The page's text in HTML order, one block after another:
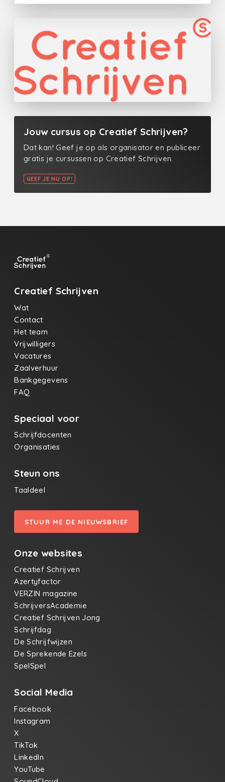
Jouw cursus op Creatief Schrijven?
Dat kan! Geef je op als organisator en publiceer
gratis je cursussen op Creatief Schrijven.
GEEF JE NU OP!
Creatief Schrijven
Wat
Contact
Het team
Vrijwilligers
Vacatures
Zaalverhuur
Bankgegevens
FAQ
Speciaal voor
Schrijfdocenten
Organisaties
Steun ons
Taaldeel
STUUR ME DE NIEUWSBRIEF
Onze websites
Creatief Schrijven
Azertyfactor
VERZIN magazine
SchrijversAcademie
Creatief Schrijven Jong
Schrijfdag
De Schrijfwijzen
De Sprekende Ezels
SpelSpel
Social Media
Facebook
Instagram
X
TikTok
LinkedIn
YouTube